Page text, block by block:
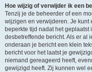
Hoe wijzig of verwijder ik een
Tenzij je de beheerder of een
wijzigen en verwijderen. Je kunt
beperkte tijd nadat het geplaatst
desbetreffende bericht. Als er al
onderaan je bericht een klein
bericht voor het laatst je
niemand gereageerd heeft,
gewijzigd heeft. Zij kunnen wel